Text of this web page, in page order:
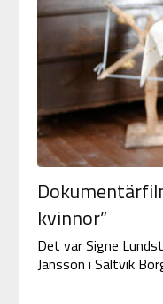
kvinnor”
Det var Signe
Jansson i Saltvik